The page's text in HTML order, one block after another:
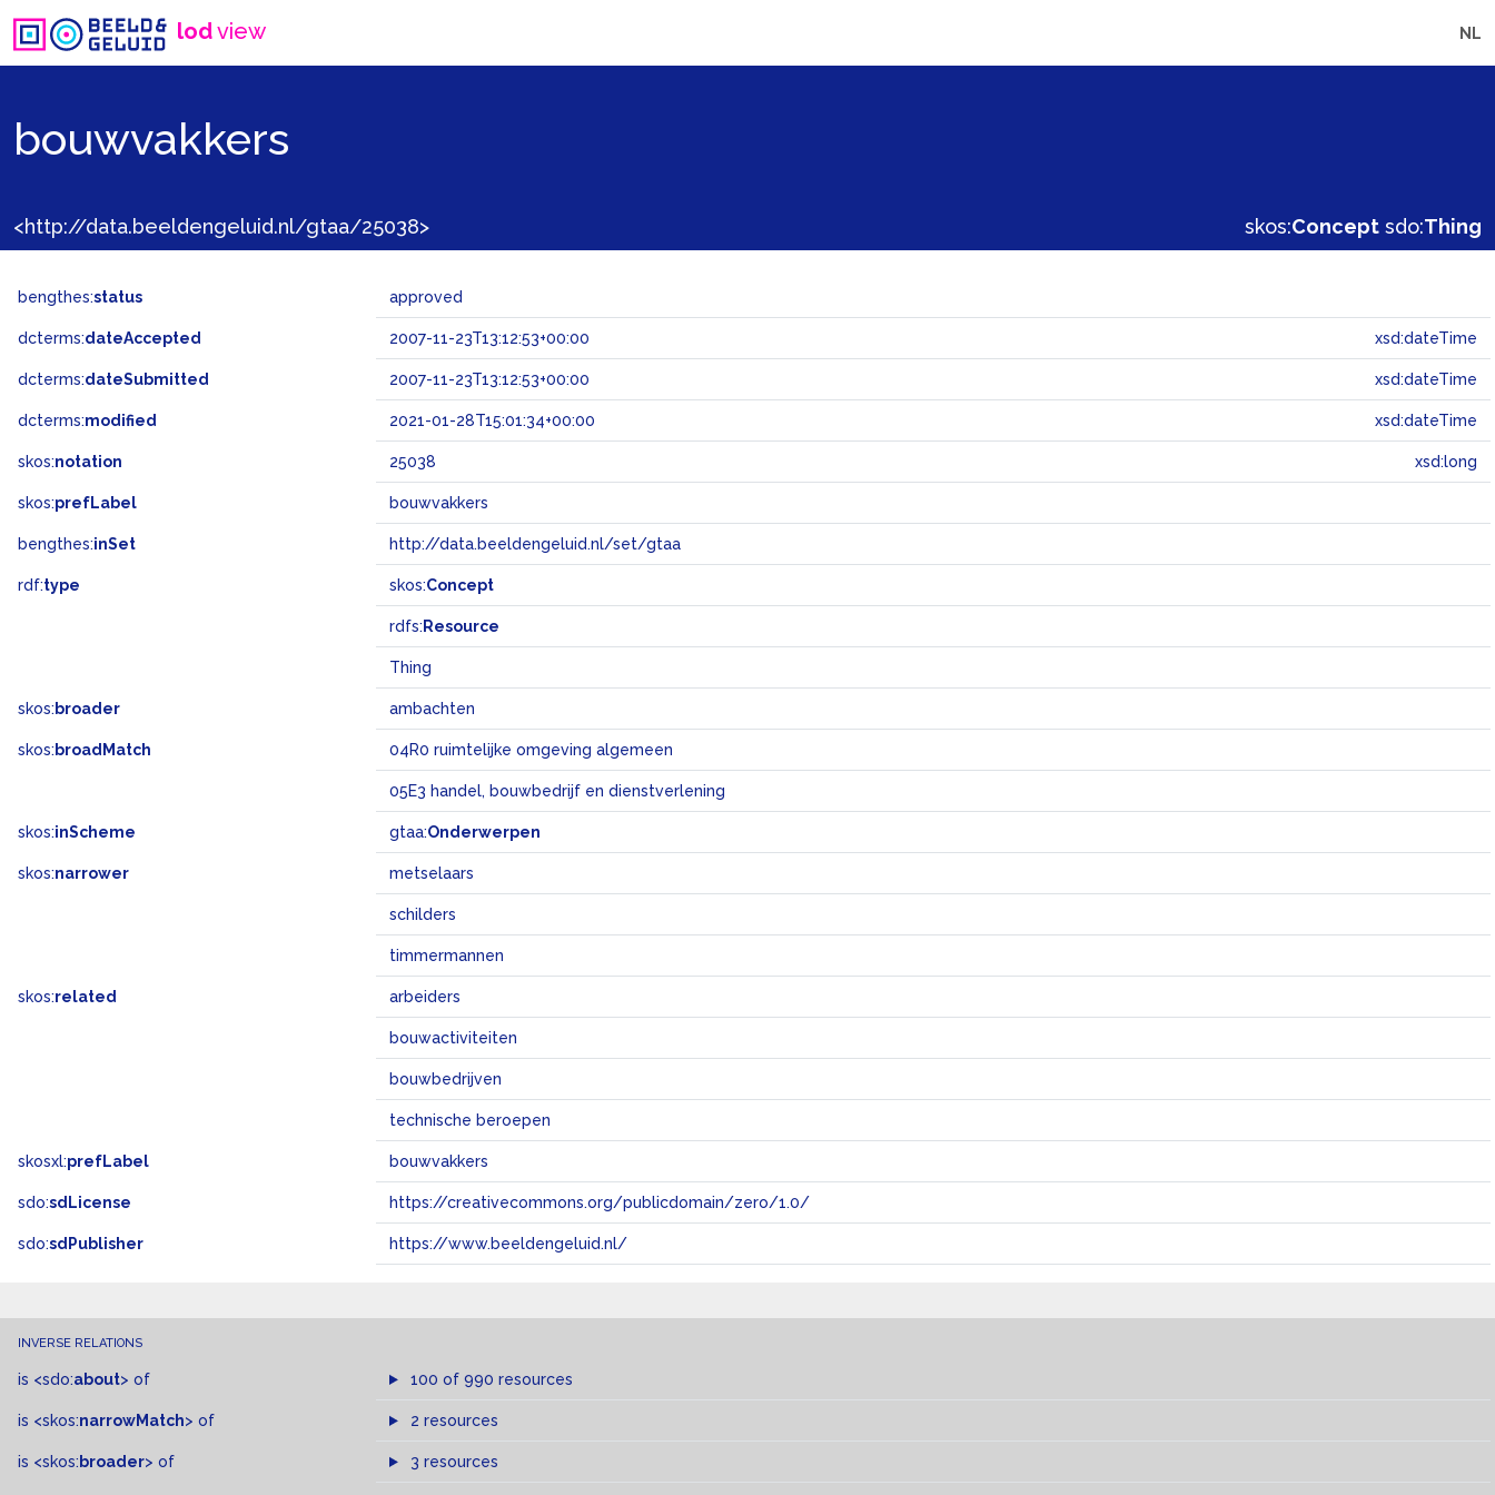
lodview NL
bouwvakkers
<http://data.beeldengeluid.nl/gtaa/25038> skos:Concept sdo:Thing
bengthes:status approved
dcterms:dateAccepted 2007-11-23T13:12:53+00:00 xsd:dateTime
dcterms:dateSubmitted 2007-11-23T13:12:53+00:00 xsd:dateTime
dcterms:modified 2021-01-28T15:01:34+00:00 xsd:dateTime
skos:notation 25038 xsd:long
skos:prefLabel bouwvakkers
bengthes:inSet http://data.beeldengeluid.nl/set/gtaa
rdf:type skos:Concept
rdfs: Resource
Thing
skos: broader ambachten
skos: broadMatch 04R0 ruimtelijke omgeving algemeen
05E3 handel, bouwbedrijf en dienstverlening
skos:inScheme gtaa:Onderwerpen
skos:narrower metselaars
schilders
timmermannen
skos:related arbeiders
bouwactiviteiten
bouwbedrijven
technische beroepen
skosxl:prefLabel bouwvakkers
sdo:sdLicense https://creativecommons.org/publicdomain/zero/1.0/
sdo:sdPublisher https://www.beeldengeluid.nl/
INVERSE RELATIONS
is <sdo:about> of 100 of 990 resources
is <skos:narrowMatch> of 2 resources
is <skos: broader> of 3 resources